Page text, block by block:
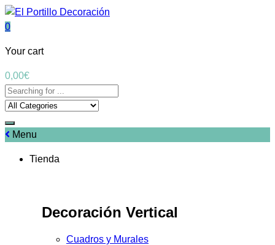
0
Your cart
0,00€
Menu
Tienda
Decoración Vertical
Cuadros y Murales